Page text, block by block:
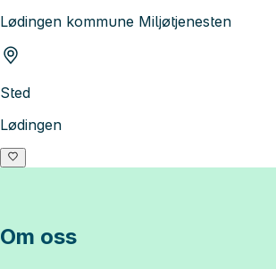
Lødingen kommune Miljøtjenesten
Sted
Lødingen
Om oss